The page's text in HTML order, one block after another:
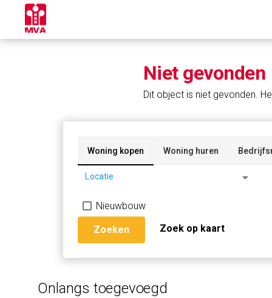
Niet gevonden
Dit object is niet gevonden.
Woning kopen Woning huren
Locatie arrow_drop_down
Nieuwbouw
Zoeken Zoek op kaart
Onlangs toegevoegd